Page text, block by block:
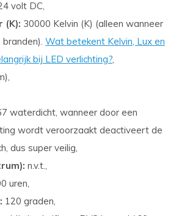
volt DC,
(K): 30000 Kelvin (K) (alleen wanneer
Wat betekent Kelvin, Lux en
bij LED verlichting?,
waterdicht, wanneer door een
wordt veroorzaakt deactiveert de
dus super veilig,
n.v.t.,
uren,
120 graden,